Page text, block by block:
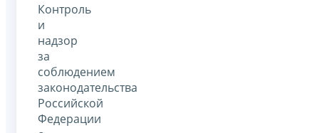
Контроль
и
надзор
за
соблюдением
законодательства
Российской
Федерации